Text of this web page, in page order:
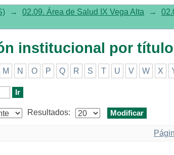
→ 02.09. Área de Salud IX Vega Alta →
institucional por título
M N O P Q R S T U V W X
Resultados: